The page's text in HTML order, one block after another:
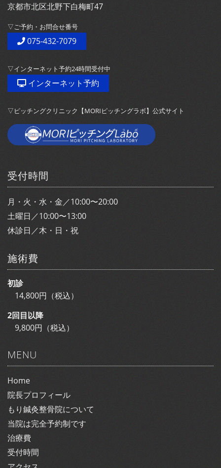
京都市北区北野下白梅町47
▽ご予約・お問合せ番号
075-432-7079
▽インターネット予約24時間受付中
インターネット予約
▽ピッチングクリニック【MORIピッチングラボ】公式サイト
受付時間
月・火・水・金／10:00〜20:00
土曜日／10:00〜13:00
休診日／木・日・祝
施術費
初診
14,800円（税込）
2回目以降
9,800円（税込）
MENU
Home
院長プロフィール
もり鍼灸整骨院について
当院は完全予約制です
治療費
受付時間